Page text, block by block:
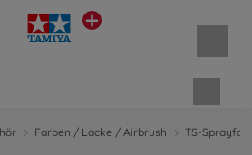
Farben / Lacke / Airbrush TS-